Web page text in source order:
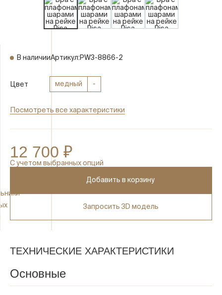
В наличииАртикул: PW3-8866-2
Цвет медный -
Посмотреть все характеристики
12 700 ₽
C учетом выбранных опций
Добавить в корзину
Запросить 3D модель
ТЕХНИЧЕСКИЕ ХАРАКТЕРИСТИКИ
Основные